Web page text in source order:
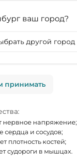
ваш город?
другой город
г. Тюмень
принимать
нервное напряжение;
сердца и сосудов;
плотность костей;
судороги в мышцах.